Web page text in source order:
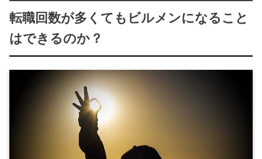
転職回数が多くてもビルメンになること
はできるのか？